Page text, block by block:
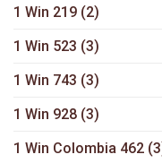
1 Win 219 (2)
1 Win 523 (3)
1 Win 743 (3)
1 Win 928 (3)
1 Win Colombia 462